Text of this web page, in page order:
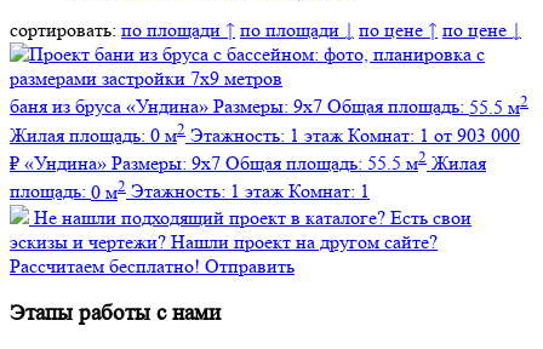
сортировать: по площади ↑ по площади ↓ по цене ↑ по цене ↓
баня из бруса «Ундина» Размеры: 9х7 Общая площадь: 55.5 м2
Жилая площадь: 0 м2 Этажность: 1 этаж Комнат: 1 от 903 000
₽ «Ундина» Размеры: 9х7 Общая площадь: 55.5 м2 Жилая
площадь: 0 м2 Этажность: 1 этаж Комнат: 1
Не нашли подходящий проект в каталоге? Есть свои
эскизы и чертежи? Нашли проект на другом сайте?
Рассчитаем бесплатно! Отправить
Этапы работы с нами